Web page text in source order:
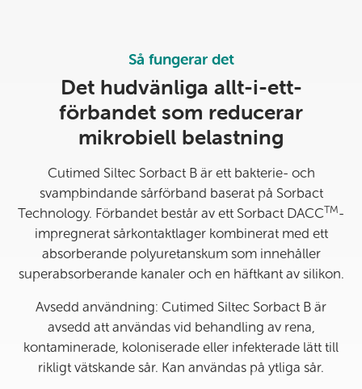
Så fungerar det
Det hudvänliga allt-i-ett-
förbandet som reducerar
mikrobiell belastning
Cutimed Siltec Sorbact B är ett bakterie- och
svampbindande sårförband baserat på Sorbact
Technology. Förbandet består av ett Sorbact DACCTM-
impregnerat sårkontaktlager kombinerat med ett
absorberande polyuretanskum som innehåller
superabsorberande kanaler och en häftkant av silikon.
Avsedd användning: Cutimed Siltec Sorbact B är
avsedd att användas vid behandling av rena,
kontaminerade, koloniserade eller infekterade lätt till
rikligt vätskande sår. Kan användas på ytliga sår.